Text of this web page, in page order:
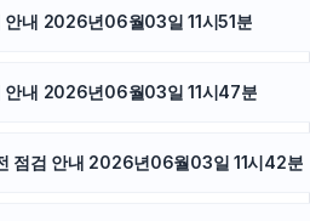
부산휴대폰성지
강남치과
안내 2026년06월03일 11시51분
안내 2026년06월03일 11시47분
점검 안내 2026년06월03일 11시42분